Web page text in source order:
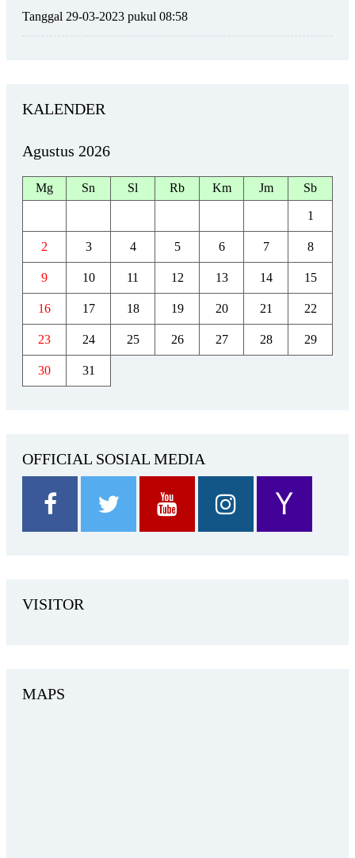
Tanggal 29-03-2023 pukul 08:58
KALENDER
Agustus 2026
Mg Sn Sl Rb Km Jm Sb
1
2 3 4 5 6 7 8
9 10 11 12 13 14 15
16 17 18 19 20 21 22
23 24 25 26 27 28 29
30 31
OFFICIAL SOSIAL MEDIA
VISITOR
MAPS